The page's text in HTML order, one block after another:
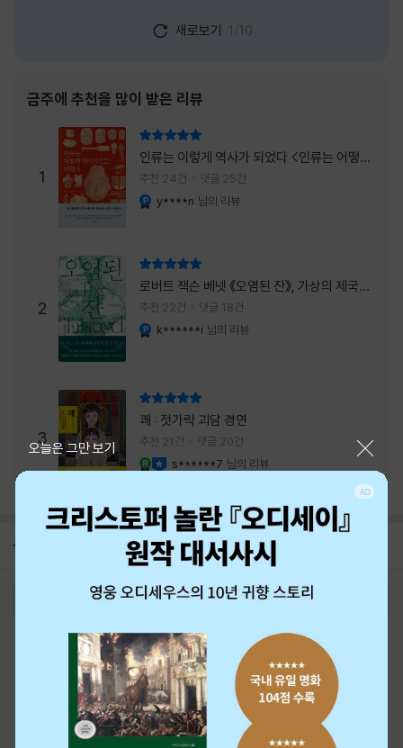
넘어가 있었다. 소설을 읽으면서 잘 만든 단편
애니메이션 여러 편을 차례로 보는 기분이 들었
선명하게 그려졌고, 한 편이 끝날 때마다 질문
이 뒤따라왔다. 감출 수 없는 세계는 더 다정할
까 「등껍질」의 세계에서 사람들은 저마다 다른
등껍질을 달고 살아간다. 몸의 일부이면서 한
사람을 표현하는 수단
새로보기 1/10
금주에 추천을 많이 받은 리뷰
1
인류는 이렇게 역사가 되었다 <인류는 어떻게
역사가 되었나>
추천 24건 댓글 25건
y****n 님의 리뷰
2
로버트 잭슨 베넷 《오염된 잔》, 가상의 제국이
주는 실감과 미스터리 사건의 치밀함이 이루어
내는 최상의 시너지...
추천 22건 댓글 18건
k******i 님의 리뷰
3
쾌 : 젓가락 괴담 경연
추천 21건 댓글 20건
s******7 님의 리뷰
공지 8월 신용카드 무이자할부 안내
2026-08-01
오늘은 그만 보기
로그인 최근 본 상품 주문/배송
고객센터 1544-3800 티켓 1544-6399
중고샵 1566-4295
eBook 1:1문의/채팅상담
예스이십사(주) 사업자 정보
이용약관
개인정보처리방침
청소년보호정책
PC버전
회사소개
거래처관계자께